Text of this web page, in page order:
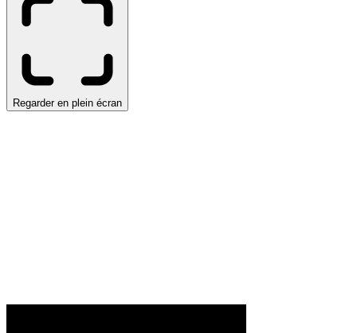
Regarder en plein écran